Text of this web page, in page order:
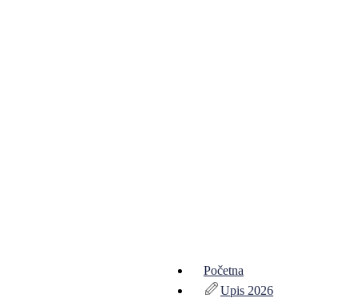
Početna
Upis 2026